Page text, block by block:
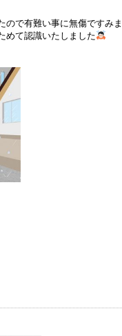
ので有難い事に無傷ですみ
めて認識いたしました